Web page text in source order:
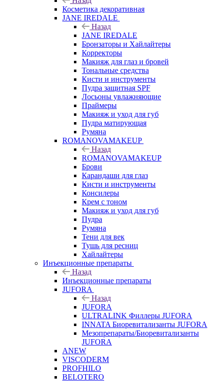
Косметика декоративная
JANE IREDALE
Назад
JANE IREDALE
Бронзаторы и Хайлайтеры
Корректоры
Макияж для глаз и бровей
Тональные средства
Кисти и инструменты
Пудра защитная SPF
Лосьоны увлажняющие
Праймеры
Макияж и уход для губ
Пудра матирующая
Румяна
ROMANOVAMAKEUP
Назад
ROMANOVAMAKEUP
Брови
Карандаши для глаз
Кисти и инструменты
Консилеры
Крем с тоном
Макияж и уход для губ
Пудра
Румяна
Тени для век
Тушь для ресниц
Хайлайтеры
Инъекционные препараты
Назад
Инъекционные препараты
JUFORA
Назад
JUFORA
ULTRALINK Филлеры JUFORA
INNATA Биоревитализанты JUFORA
Мезопрепараты/Биоревитализанты
JUFORA
ANEW
VISCODERM
PROFHILO
BELOTERO